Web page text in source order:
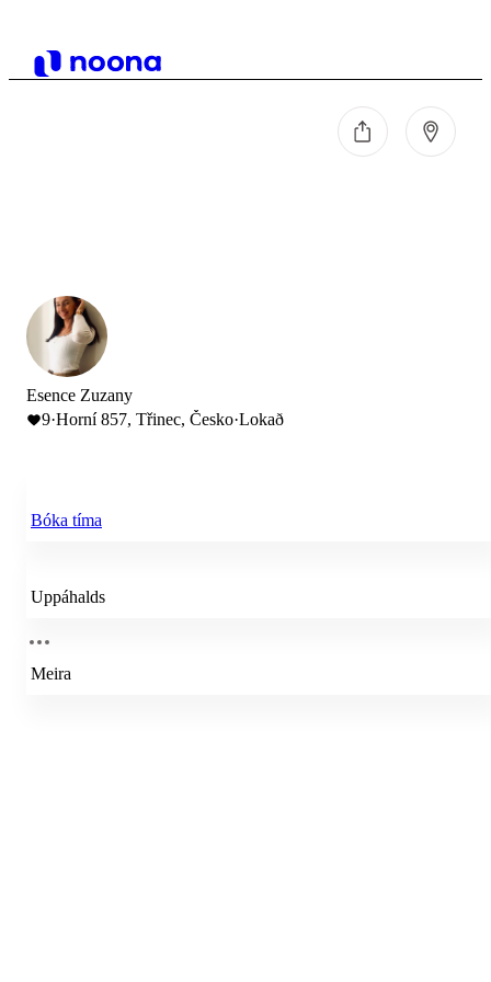
Esence Zuzany
9·Horní 857, Třinec, Česko·Lokað
Bóka tíma
Uppáhalds
Meira